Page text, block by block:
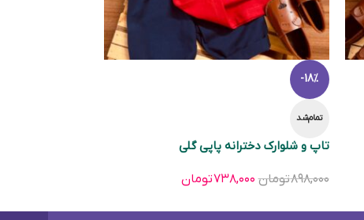
-18%
تمام‌شد
تاپ و شلوارک دخترانه پاپی گلی
۸۹۸,۰۰۰تومان ۷۳۸,۰۰۰تومان